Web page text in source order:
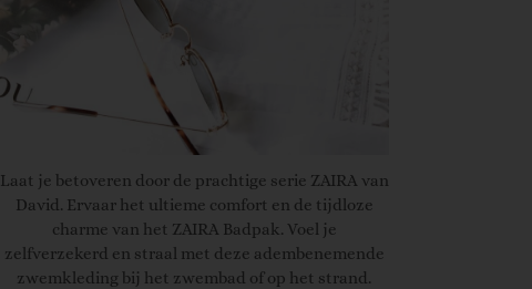
Laat je betoveren door de prachtige serie ZAIRA van
David. Ervaar het ultieme comfort en de tijdloze
charme van het ZAIRA Badpak. Voel je
zelfverzekerd en straal met deze adembenemende
zwemkleding bij het zwembad of op het strand.